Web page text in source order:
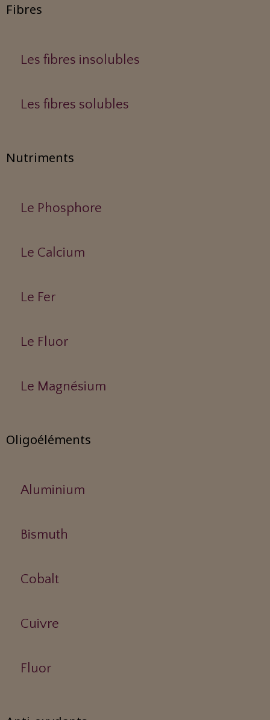
Fibres
Les fibres insolubles
Les fibres solubles
Nutriments
Le Phosphore
Le Calcium
Le Fer
Le Fluor
Le Magnésium
Oligoéléments
Aluminium
Bismuth
Cobalt
Cuivre
Fluor